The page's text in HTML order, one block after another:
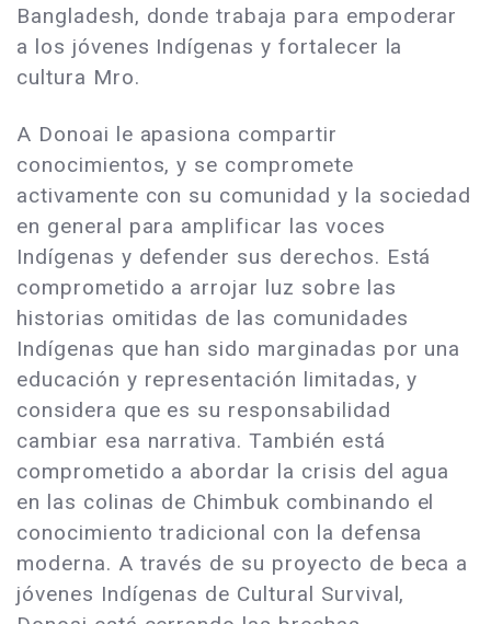
Bangladesh, donde trabaja para empoderar
a los jóvenes Indígenas y fortalecer la
cultura Mro.
A Donoai le apasiona compartir
conocimientos, y se compromete
activamente con su comunidad y la sociedad
en general para amplificar las voces
Indígenas y defender sus derechos. Está
comprometido a arrojar luz sobre las
historias omitidas de las comunidades
Indígenas que han sido marginadas por una
educación y representación limitadas, y
considera que es su responsabilidad
cambiar esa narrativa. También está
comprometido a abordar la crisis del agua
en las colinas de Chimbuk combinando el
conocimiento tradicional con la defensa
moderna. A través de su proyecto de beca a
jóvenes Indígenas de Cultural Survival,